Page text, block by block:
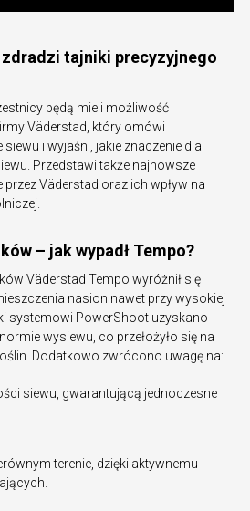
tajniki precyzyjnego
będą mieli możliwość
Väderstad, który omówi
i wyjaśni, jakie znaczenie dla
Przedstawi także najnowsze
Väderstad oraz ich wpływ na
– jak wypadł Tempo?
Väderstad Tempo wyróżnił się
nasion nawet przy wysokiej
systemowi PowerShoot uzyskano
wysiewu, co przełożyło się na
Dodatkowo zwrócono uwagę na:
siewu, gwarantującą jednoczesne
terenie, dzięki aktywnemu